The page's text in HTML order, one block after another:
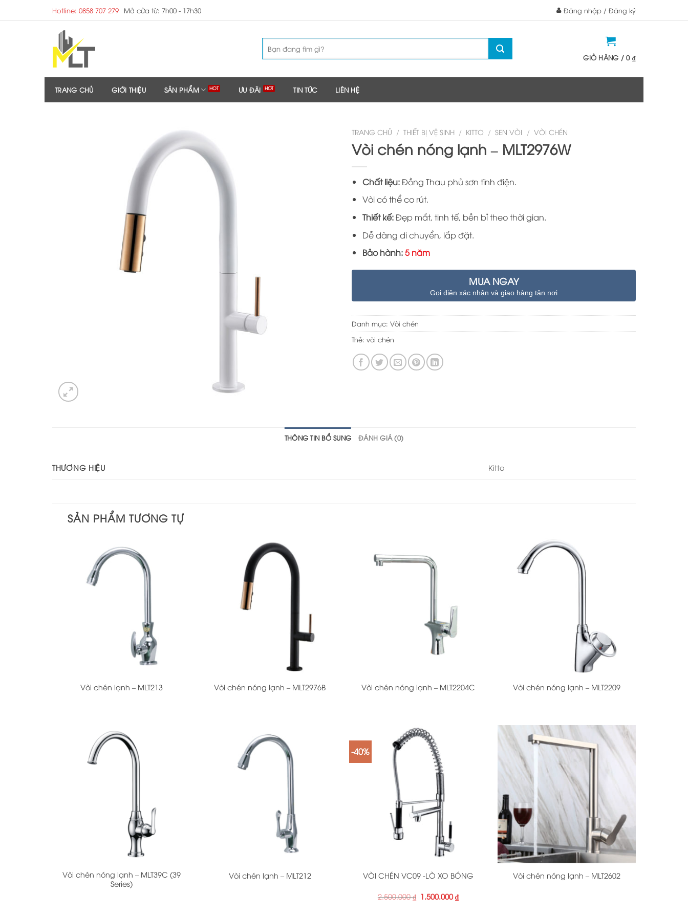
to
Hotline: 0858 707 279 Mở cửa từ: 7h00 - 17h30 Đăng nhập / Đăng ký
kiếm:
GIỎ HÀNG /0 ₫
TRANG CHỦ GIỚI THIỆU SẢN PHẨM ƯU ĐÃI TIN TỨC LIÊN HỆ
TRANG CHỦ / THIẾT BỊ VỆ SINH / KITTO / SEN VÒI / VÒI CHÉN
Vòi chén nóng lạnh – MLT2976W
Chất liệu:Đồng Thau phủ sơn tĩnh điện.
Vòi có thể co rút.
Thiết kế:Đẹp mắt, tinh tế, bền bỉ theo thời gian.
Dễ dàng di chuyển, lắp đặt.
Bảo hành:5 năm
MUA NGAY
Gọi điện xác nhận và giao hàng tận nơi
Danh mục: Vòi chén
Thẻ: vòi chén
THÔNG TIN BỔ SUNG ĐÁNH GIÁ (0)
THƯƠNG HIỆU Kitto
SẢN PHẨM TƯƠNG TỰ
Vòi chén lạnh – MLT213 Vòi chén nóng lạnh – MLT2976B Vòi chén nóng lạnh – MLT2204C Vòi chén nóng lạnh – MLT2209
Vòi chén nóng lạnh – MLT39C (39
Series)
Vòi chén lạnh – MLT212
-40%
VÒI CHÉN VC09 -LÒ XO BÓNG
2.500.000₫ Giá
gốc
1.500.000₫Giá
hiện
+
Vòi chén nóng lạnh – MLT2602